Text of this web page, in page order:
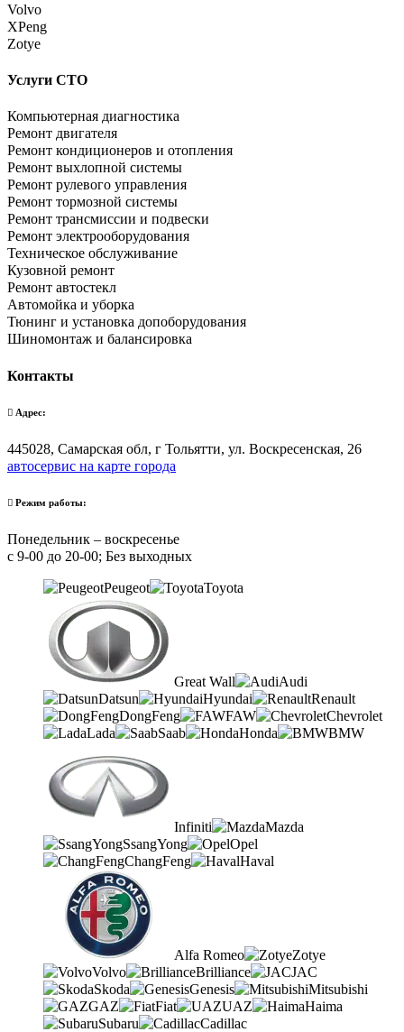
Volvo
XPeng
Zotye
Услуги СТО
Компьютерная диагностика
Ремонт двигателя
Ремонт кондиционеров и отопления
Ремонт выхлопной системы
Ремонт рулевого управления
Ремонт тормозной системы
Ремонт трансмиссии и подвески
Ремонт электрооборудования
Техническое обслуживание
Кузовной ремонт
Ремонт автостекл
Автомойка и уборка
Тюнинг и установка допоборудования
Шиномонтаж и балансировка
Контакты
Адрес:
445028, Самарская обл, г Тольятти, ул. Воскресенская, 26
автосервис на карте города
Режим работы:
Понедельник – воскресенье
с 9-00 до 20-00; Без выходных
Peugeot Toyota
Great Wall
Audi
Datsun
Hyundai
Renault
DongFeng
FAW
Chevrolet
Lada
Saab Honda BMW
Infiniti
Mazda
SsangYong
Opel
ChangFeng
Haval
Alfa Romeo
Zotye
Volvo
Brilliance
JAC
Skoda
Genesis
Mitsubishi
GAZ
Fiat UAZ
Haima
Subaru
Cadillac